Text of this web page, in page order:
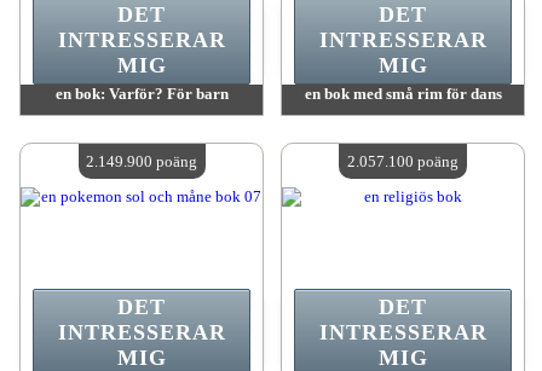
en bok: Varför? För barn
Antal tillgängliga:4
DET
INTRESSERAR
MIG
en bok med små rim för dans
Antal tillgängliga:4
DET
INTRESSERAR
MIG
DET
INTRESSERAR
MIG
2.149.900 poäng
DET
INTRESSERAR
MIG
2.057.100 poäng